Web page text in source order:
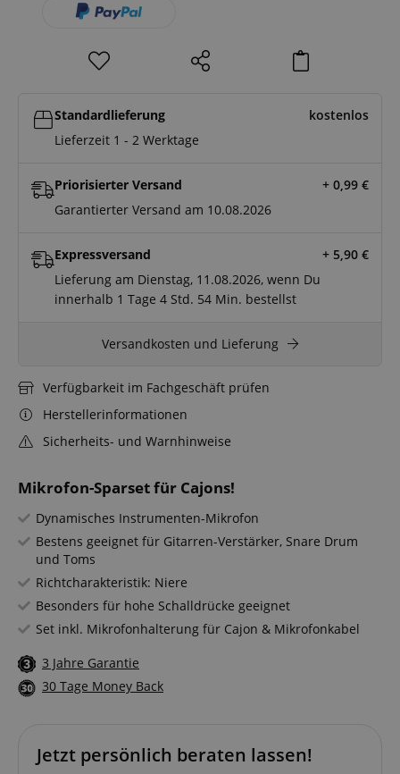
Mikrofon-Sparset für Cajons!
Dynamisches Instrumenten-Mikrofon
Bestens geeignet für Gitarren-Verstärker, Snare Drum
und Toms
Richtcharakteristik: Niere
Besonders für hohe Schalldrücke geeignet
Set inkl. Mikrofonhalterung für Cajon & Mikrofonkabel
3 Jahre Garantie
30 Tage Money Back
Standardlieferung
kostenlos
Lieferzeit 1 - 2 Werktage
Priorisierter Versand + 0,99 €
Garantierter Versand am 10.08.2026
Expressversand + 5,90 €
Lieferung am Dienstag, 11.08.2026, wenn Du
innerhalb 1 Tage 4 Std. 54 Min. bestellst
Versandkosten und Lieferung
Verfügbarkeit im Fachgeschäft prüfen
Herstellerinformationen
Sicherheits- und Warnhinweise
Jetzt persönlich beraten lassen!